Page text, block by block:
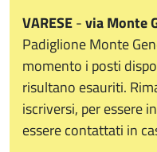
VARESE-via Monte
Padiglione Monte
momento i posti
risultano esauriti.
iscriversi, per essere
essere contattati in